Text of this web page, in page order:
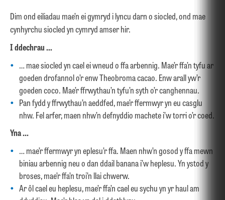
Dim ond eiliadau mae’n ei gymryd i lyncu darn o siocled, ond mae
cynhyrchu siocled yn cymryd amser hir.
I ddechrau …
… mae siocled yn cael ei wneud o ffa arbennig. Mae’r ffa’n tyfu ar
goeden drofannol o’r enw Theobroma cacao. Enw arall yw’r
goeden coco. Mae’r ffrwythau’n tyfu’n syth o’r canghennau.
Pan fydd y ffrwythau’n aeddfed, mae’r ffermwyr yn eu casglu
nhw. Fel arfer, maen nhw’n defnyddio machete i’w torri o’r coed.
Yna …
… mae’r ffermwyr yn eplesu’r ffa. Maen nhw’n gosod y ffa mewn
biniau arbennig neu o dan ddail banana i’w heplesu. Yn ystod y
broses, mae’r ffa’n troi’n llai chwerw.
Ar ôl cael eu heplesu, mae’r ffa’n cael eu sychu yn yr haul am